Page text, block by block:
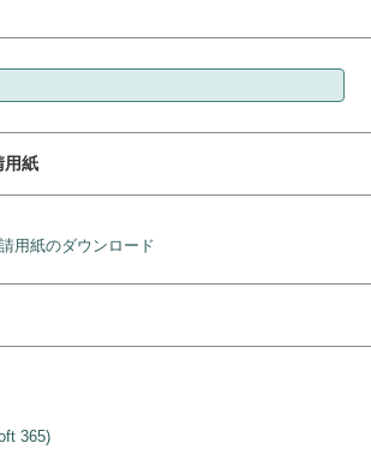
用紙
用紙のダウンロード
365)